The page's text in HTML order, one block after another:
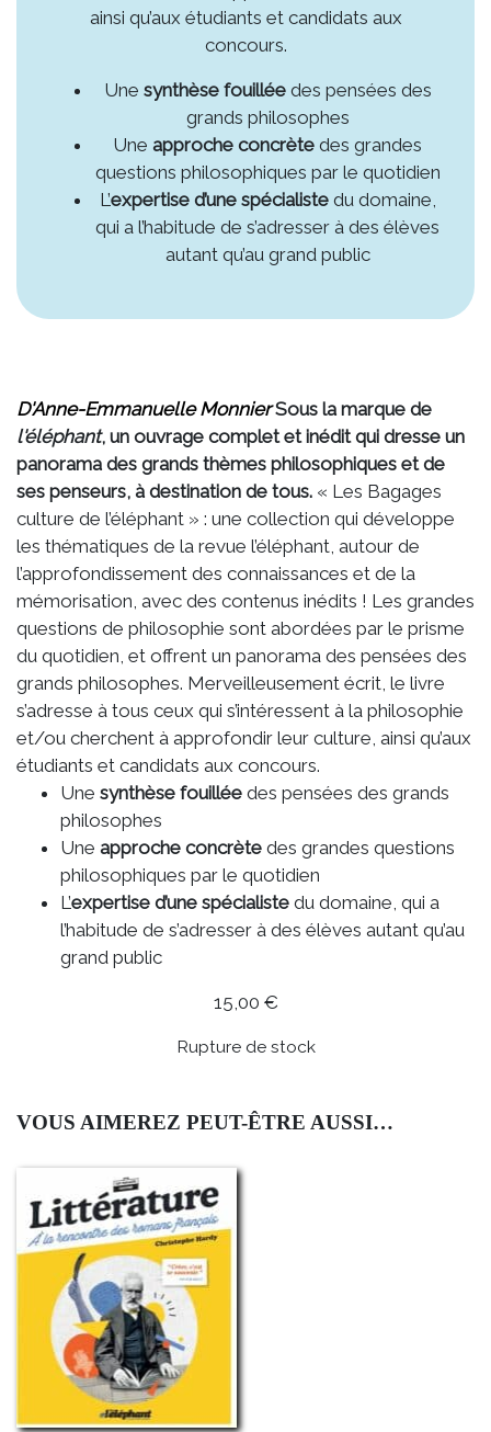
ainsi qu’aux étudiants et candidats aux
concours.
Une synthèse fouilléedes pensées des
grands philosophes
Une approche concrète des grandes
questions philosophiques par le quotidien
L’expertise d’une spécialiste du domaine,
qui a l’habitude de s’adresser à des élèves
autant qu’au grand public
D'Anne-Emmanuelle Monnier Sous la marque de
l'éléphant, un ouvrage complet et inédit qui dresse un
panorama des grands thèmes philosophiques et de
ses penseurs, à destination de tous. « Les Bagages
culture de l’éléphant » : une collection qui développe
les thématiques de la revue l’éléphant, autour de
l’approfondissement des connaissances et de la
mémorisation, avec des contenus inédits ! Les grandes
questions de philosophie sont abordées par le prisme
du quotidien, et offrent un panorama des pensées des
grands philosophes. Merveilleusement écrit, le livre
s’adresse à tous ceux qui s’intéressent à la philosophie
et/ou cherchent à approfondir leur culture, ainsi qu’aux
étudiants et candidats aux concours.
Une synthèse fouillée des pensées des grands
philosophes
Une approche concrète des grandes questions
philosophiques par le quotidien
L’expertise d’une spécialiste du domaine, qui a
l’habitude de s’adresser à des élèves autant qu’au
grand public
15,00 €
Rupture de stock
VOUS AIMEREZ PEUT-ÊTRE AUSSI…